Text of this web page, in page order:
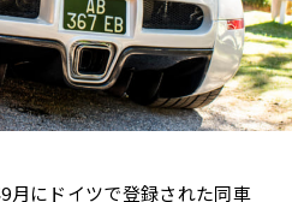
月にドイツで登録された同車